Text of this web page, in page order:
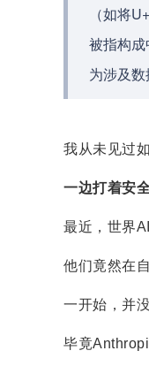
（如将
被指构
为涉及
我从未见过
一边打着安
最近，世界
他们竟然在
一开始，并
毕竟